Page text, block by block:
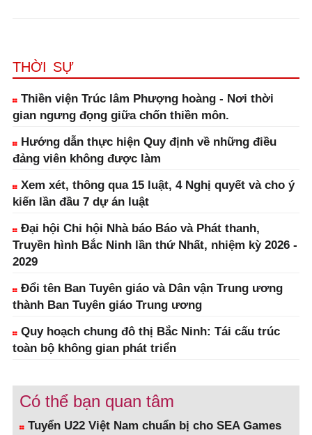
THỜI SỰ
Thiền viện Trúc lâm Phượng hoàng - Nơi thời
gian ngưng đọng giữa chốn thiền môn.
Hướng dẫn thực hiện Quy định về những điều
đảng viên không được làm
Xem xét, thông qua 15 luật, 4 Nghị quyết và cho ý
kiến lần đầu 7 dự án luật
Đại hội Chi hội Nhà báo Báo và Phát thanh,
Truyền hình Bắc Ninh lần thứ Nhất, nhiệm kỳ 2026 -
2029
Đổi tên Ban Tuyên giáo và Dân vận Trung ương
thành Ban Tuyên giáo Trung ương
Quy hoạch chung đô thị Bắc Ninh: Tái cấu trúc
toàn bộ không gian phát triển
Có thể bạn quan tâm
Tuyển U22 Việt Nam chuẩn bị cho SEA Games